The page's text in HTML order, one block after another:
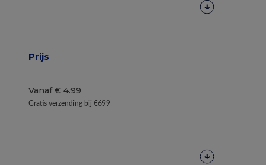
Prijs
Vanaf € 4.99
Gratis verzending bij €699